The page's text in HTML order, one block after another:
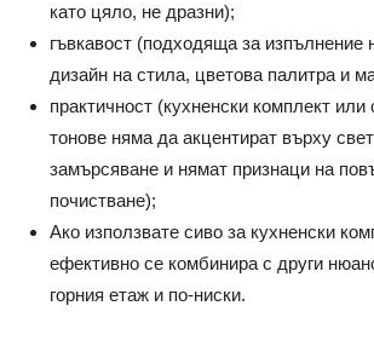
като цяло, не дразни);
гъвкавост (подходяща за изпълнение
дизайн на стила, цветова палитра и
практичност (кухненски комплект или
тонове няма да акцентират върху
замърсяване и нямат признаци на
почистване);
Ако използвате сиво за кухненски
ефективно се комбинира с други
горния етаж и по-ниски.